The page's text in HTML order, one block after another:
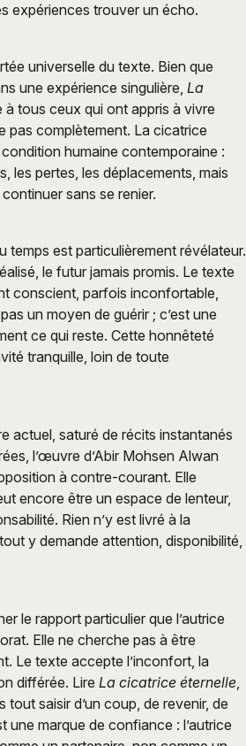
expériences trouver un écho.
universelle du texte. Bien que
une expérience singulière, La
à tous ceux qui ont appris à vivre
pas complètement. La cicatrice
humaine contemporaine :
les pertes, les déplacements, mais
sans se renier.
temps est particulièrement révélateur.
le futur jamais promis. Le texte
conscient, parfois inconfortable,
un moyen de guérir ; c’est une
ce qui reste. Cette honnêteté
tranquille, loin de toute
actuel, saturé de récits instantanés
l’œuvre d’Abir Mohsen Alwan
à contre-courant. Elle
encore être un espace de lenteur,
Rien n’y est livré à la
y demande attention, disponibilité,
le rapport particulier que l’autrice
Elle ne cherche pas à être
Le texte accepte l’inconfort, la
différée. Lire La cicatrice éternelle,
tout saisir d’un coup, de revenir, de
une marque de confiance : l’autrice